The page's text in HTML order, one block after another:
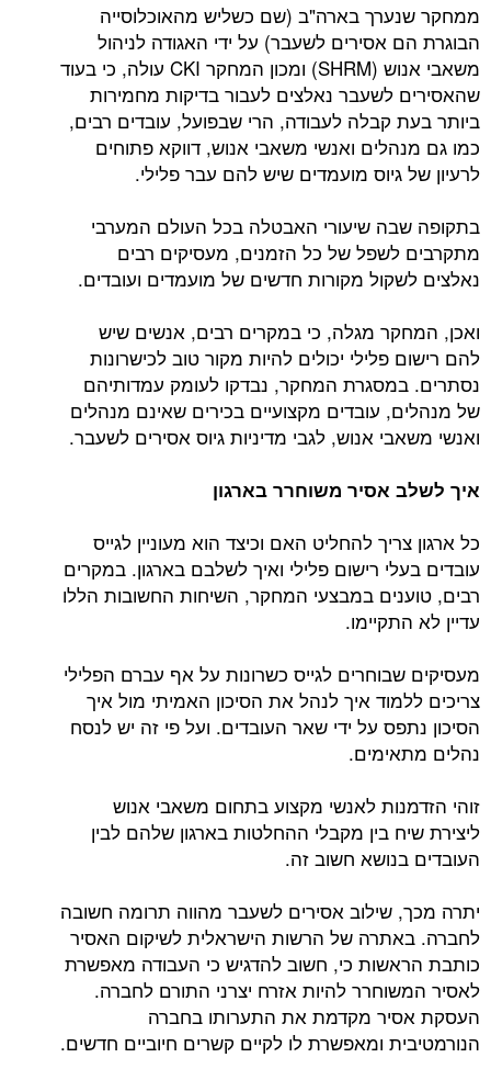
ממחקר שנערך בארה"ב (שם כשליש מהאוכלוסייה
הבוגרת הם אסירים לשעבר) על ידי האגודה לניהול
משאבי אנוש (SHRM) ומכון המחקר CKI עולה, כי בעוד
שהאסירים לשעבר נאלצים לעבור בדיקות מחמירות
ביותר בעת קבלה לעבודה, הרי שבפועל, עובדים רבים,
כמו גם מנהלים ואנשי משאבי אנוש, דווקא פתוחים
לרעיון של גיוס מועמדים שיש להם עבר פלילי.
בתקופה שבה שיעורי האבטלה בכל העולם המערבי
מתקרבים לשפל של כל הזמנים, מעסיקים רבים
נאלצים לשקול מקורות חדשים של מועמדים ועובדים.
ואכן, המחקר מגלה, כי במקרים רבים, אנשים שיש
להם רישום פלילי יכולים להיות מקור טוב לכישרונות
נסתרים. במסגרת המחקר, נבדקו לעומק עמדותיהם
של מנהלים, עובדים מקצועיים בכירים שאינם מנהלים
ואנשי משאבי אנוש, לגבי מדיניות גיוס אסירים לשעבר.
איך לשלב אסיר משוחרר בארגון
כל ארגון צריך להחליט האם וכיצד הוא מעוניין לגייס
עובדים בעלי רישום פלילי ואיך לשלבם בארגון. במקרים
רבים, טוענים במבצעי המחקר, השיחות החשובות הללו
עדיין לא התקיימו.
מעסיקים שבוחרים לגייס כשרונות על אף עברם הפלילי
צריכים ללמוד איך לנהל את הסיכון האמיתי מול איך
הסיכון נתפס על ידי שאר העובדים. ועל פי זה יש לנסח
נהלים מתאימים.
זוהי הזדמנות לאנשי מקצוע בתחום משאבי אנוש
ליצירת שיח בין מקבלי ההחלטות בארגון שלהם לבין
העובדים בנושא חשוב זה.
יתרה מכך, שילוב אסירים לשעבר מהווה תרומה חשובה
לחברה. באתרה של הרשות הישראלית לשיקום האסיר
כותבת הראשות כי, חשוב להדגיש כי העבודה מאפשרת
לאסיר המשוחרר להיות אזרח יצרני התורם לחברה.
העסקת אסיר מקדמת את התערותו בחברה
הנורמטיבית ומאפשרת לו לקיים קשרים חיוביים חדשים.